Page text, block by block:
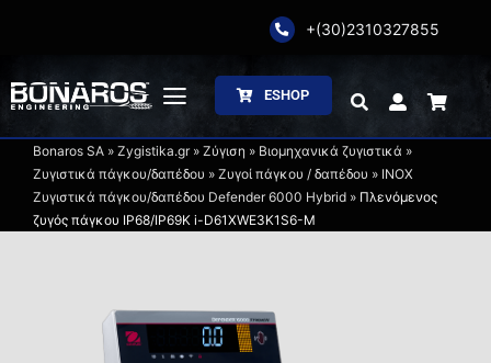
content
+(30)2310327855
Toggle
Navigation
Αρχική
Η Εταιρία
Συσκευασία
ESHOP
Bonaros SA» Zygistika.gr» Ζύγιση » Βιομηχανικά ζυγιστικά »
Ζυγιστικά πάγκου/δαπέδου » Ζυγοί πάγκου / δαπέδου » INOX
Ζυγιστικά πάγκου/δαπέδου Defender 6000 Hybrid» Πλενόμενος
ζυγός πάγκου IP68/IP69K i-D61XWE3K1S6-M